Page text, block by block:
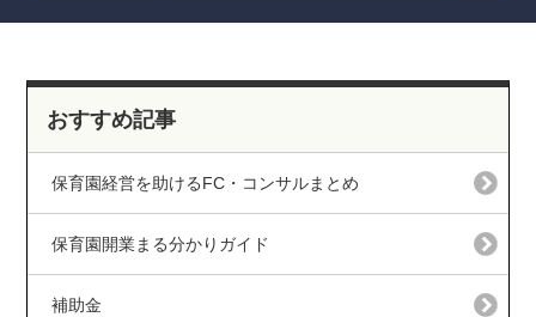
おすすめ記事
保育園経営を助けるFC・コンサルまとめ
保育園開業まる分かりガイド
補助金